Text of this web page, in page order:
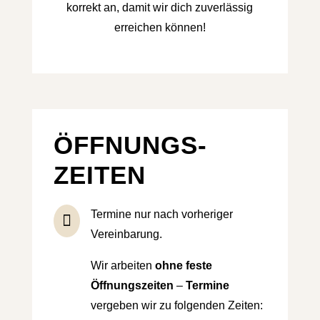
korrekt an, damit wir dich zuverlässig
erreichen können!
ÖFFNUNGS­
ZEITEN

Termine nur nach vorheriger
Vereinbarung.
Wir arbeiten ohne feste
Öffnungs­zeiten – Termine
vergeben wir zu folgenden Zeiten: